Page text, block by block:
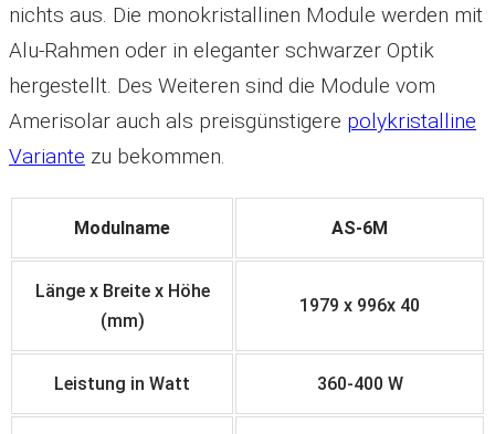
nichts aus. Die monokristallinen Module werden mit
Alu-Rahmen oder in eleganter schwarzer Optik
hergestellt. Des Weiteren sind die Module vom
Amerisolar auch als preisgünstigere polykristalline
Variante zu bekommen.
Modulname AS-6M
Länge x Breite x Höhe
(mm)
1 979 x 996x 40
Leistung in Watt 360-400 W